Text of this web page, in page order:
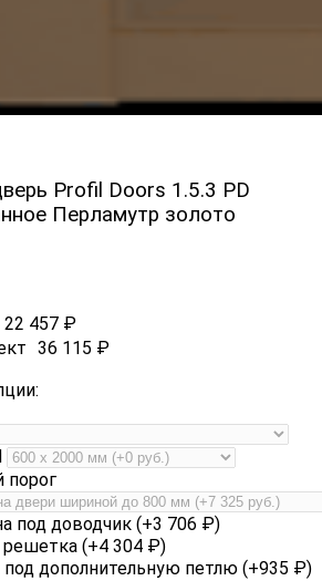
Profil Doors 1.5.3 PD
Перламутр золото
22 457 ₽
36 115 ₽
порог
под доводчик (+3 706 ₽)
решетка (+4 304 ₽)
под дополнительную петлю (+935 ₽)